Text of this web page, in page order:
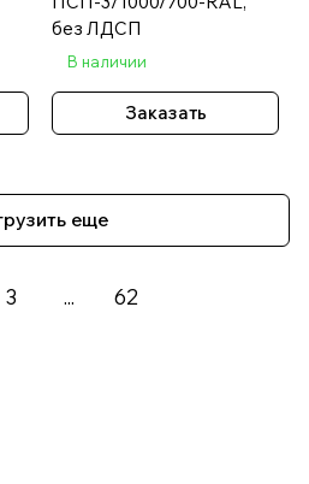
без ЛДСП
В наличии
Заказать
еще
3 ... 62